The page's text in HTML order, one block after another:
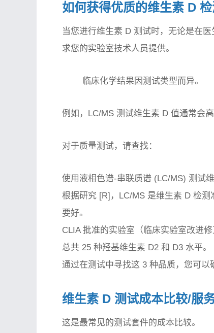
如何获得优质的维生素 D
当您进行维生素 D 测试时，无论是在
求您的实验室技术人员提供。
临床化学结果因测试类型而异。
例如，LC/MS 测试维生素 D 值通常会
对于质量测试，请查找：
使用液相色谱-串联质谱 (LC/MS) 测试维
根据研究 [R]，LC/MS 是维生素 D 检
要好。
CLIA 批准的实验室（临床实验室改进
总共 25 种羟基维生素 D2 和 D3 水平。
通过在测试中寻找这 3 种品质，您可以
维生素 D 测试成本比较/服
这是最常见的测试套件的成本比较。